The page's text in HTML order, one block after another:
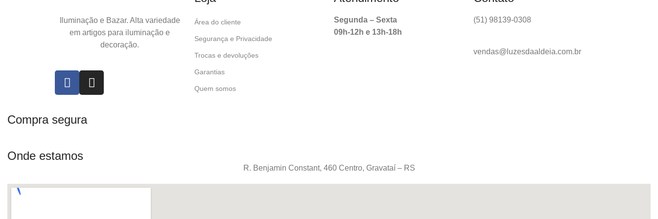
Iluminação e Bazar. Alta variedade
em artigos para iluminação e
decoração.
Área do cliente
Segurança e Privacidade
Trocas e devoluções
Garantias
Quem somos
Segunda – Sexta
09h-12h e 13h-18h
(51) 98139-0308
vendas@luzesdaaldeia.com.br
Compra segura
Onde estamos
R. Benjamin Constant, 460 Centro, Gravataí – RS